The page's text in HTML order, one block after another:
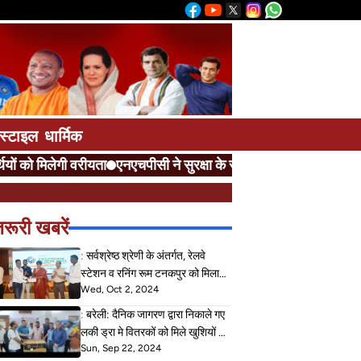
धार्मिक
मिलेगी वरीयता एनएचपीसी ने सुरक्षा के साथ दी आवाजाही की अनुमति
खबरें
: सर्वश्रेष्ठ श्रेणी के अंतर्गत, रेलवे
स्टेशन व रनिंग रूम टनकपुर को मिला
प्रथम पुरस्कार, मंडल रेल प्रबंधक ने
पुरस्कार से सम्मानित कर किया
उत्साहवर्धन
Wed, Oct 2, 2024
: बरेली: दैनिक जागरण द्वारा निकाले गए
लकी ड्रा मे वितरकों को मिले खुशियों के
उपहार
Sun, Sep 22, 2024